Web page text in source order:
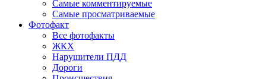
Самые комментируемые
Самые просматриваемые
Фотофакт
Все фотофакты
ЖКХ
Нарушители ПДД
Дороги